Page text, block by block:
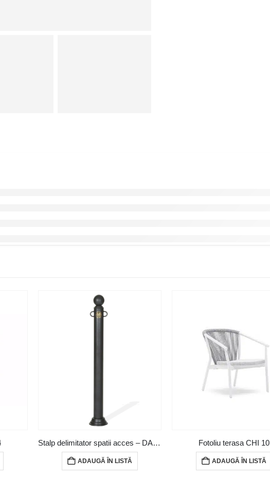
Stalp delimitator spatii acces – DAR01
ADAUGĂ ÎN LISTĂ
Fotoliu terasa CHI 10
ADAUGĂ ÎN LISTĂ